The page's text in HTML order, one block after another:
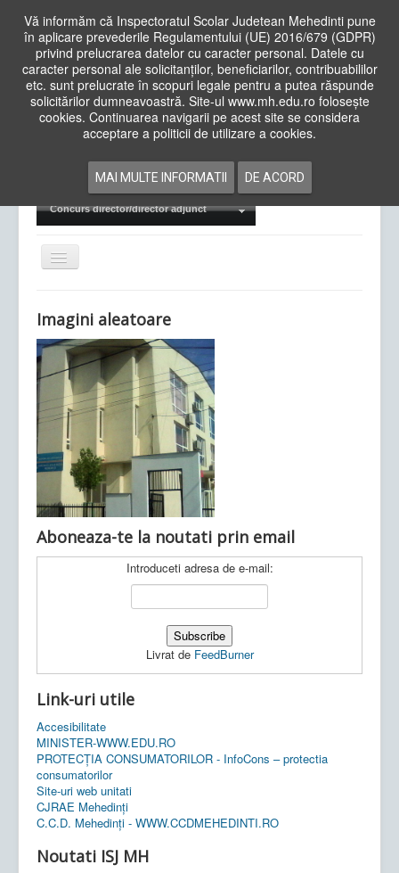
Vă informăm că Inspectoratul Scolar Judetean Mehedinti pune
în aplicare prevederile Regulamentului (UE) 2016/679 (GDPR)
privind prelucrarea datelor cu caracter personal. Datele cu
caracter personal ale solicitanților, beneficiarilor, contribuabililor
etc. sunt prelucrate în scopuri legale pentru a putea răspunde
solicitărilor dumneavoastră. Site-ul www.mh.edu.ro folosește
cookies. Continuarea navigarii pe acest site se considera
acceptare a politicii de utilizare a cookies.
MAI MULTE INFORMATII DE ACORD
Cauta
in
siteAcasa Cadre Didactice
Examene Naționale
Concurs director/director adjunct
Comută
navigarea
Ultimele articole: Vi, 04.11.2022 -
Județean Mehedinți
Imagini aleatoare
Aboneaza-te la noutati prin email
Introduceti adresa de e-mail:
Livrat de FeedBurner
Link-uri utile
Accesibilitate
MINISTER-WWW.EDU.RO
PROTECȚIA CONSUMATORILOR - InfoCons – protectia
consumatorilor
Site-uri web unitati
CJRAE Mehedinți
C.C.D. Mehedinţi - WWW.CCDMEHEDINTI.RO
Noutati ISJ MH